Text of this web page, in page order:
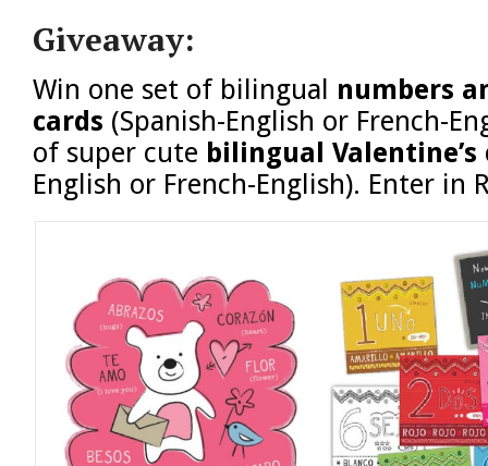
Giveaway:
Win one set of bilingual numbers
cards (Spanish-English or French-
of super cute bilingual Valentine’s
English or French-English). Enter in